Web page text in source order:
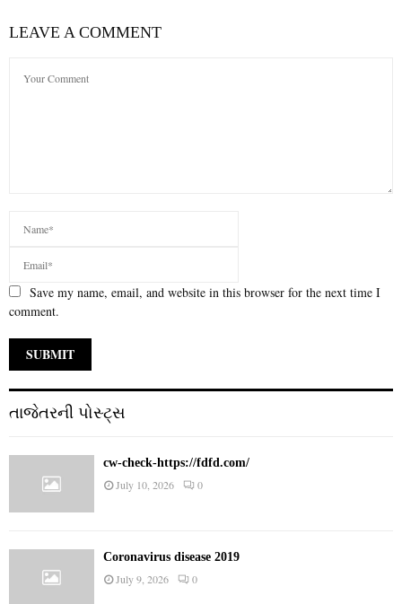
LEAVE A COMMENT
Save my name, email, and website in this browser for the next time I
comment.
તાજેતરની પોસ્ટ્સ
cw-check-https://fdfd.com/
July 10, 2026 0
Coronavirus disease 2019
July 9, 2026 0